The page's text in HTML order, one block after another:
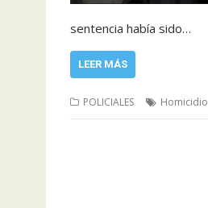
sentencia había sido…
LEER MÁS
POLICIALES Homicidio